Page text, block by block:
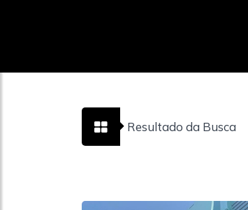
Resultado da Busca